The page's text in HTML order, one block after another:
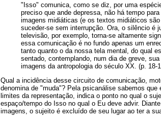
"Isso" comunica, como se diz, por uma
preciso que ande depressa, não há tempo
imagens midiáticas (e os textos midiáticos
suceder-se sem interrupção. Ora, o silêncio é
televisão, por exemplo, torna-se altamente
essa comunicação é no fundo apenas um
tanto quanto o da nossa tela mental, do qual
sentado, contemplando, num dia de greve,
imagens da antropologia do século XX. (p. 18-
Qual a incidência desse circuito de comunicação,
denomina de "muda"? Pela psicanálise sabemos
limites da representação, indica o ponto no qual o
espaço/tempo do Isso no qual o Eu deve advir.
imagens, o sujeito é excluído de seu lugar ao ter a